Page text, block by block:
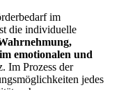
im
die individuelle
emotionalen und
Im Prozess der
jedes